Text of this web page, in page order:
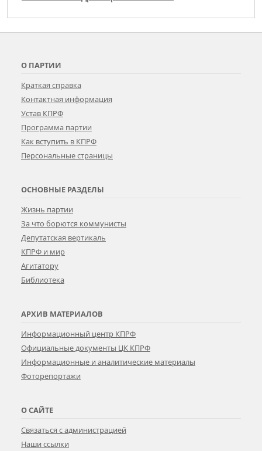
О ПАРТИИ
Краткая справка
Контактная информация
Устав КПРФ
Программа партии
Как вступить в КПРФ
Персональные страницы
ОСНОВНЫЕ РАЗДЕЛЫ
Жизнь партии
За что борются коммунисты
Депутатская вертикаль
КПРФ и мир
Агитатору
Библиотека
АРХИВ МАТЕРИАЛОВ
Информационный центр КПРФ
Официальные документы ЦК КПРФ
Информационные и аналитические материалы
Фоторепортажи
О САЙТЕ
Связаться с администрацией
Наши ссылки